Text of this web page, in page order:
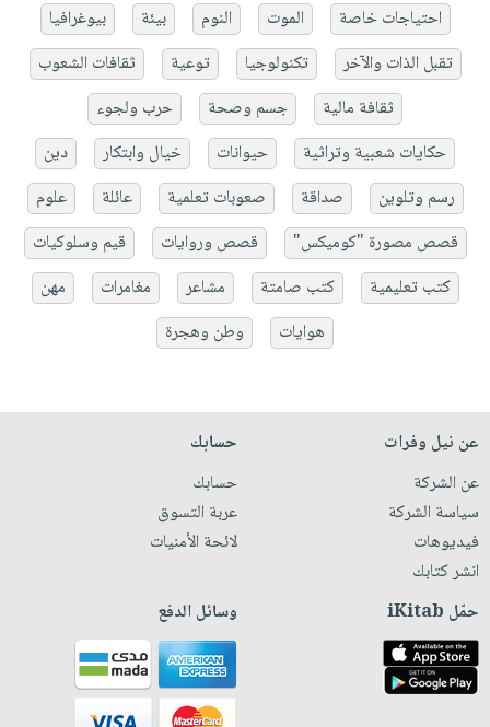
احتياجات خاصة الموت النوم بيئة
بيوغرافيا
تقبل الذات والآخر
تكنولوجيا توعية
ثقافات الشعوب
ثقافة مالية
جسم وصحة
حرب ولجوء
حكايات شعبية وتراثية
حيوانات خيال وابتكار
دين
رسم وتلوين
صداقة صعوبات تعلمية عائلة
علوم
قصص مصورة "كوميكس"
قصص وروايات
قيم وسلوكيات
كتب تعليمية
كتب صامتة مشاعر مغامرات
مهن
هوايات
وطن وهجرة
عن نيل وفرات
عن الشركة
سياسة الشركة
فيديوهات
انشر كتابك
حسابك
حسابك
عربة التسوق
لائحة الأمنيات
حمّل iKitab وسائل الدفع